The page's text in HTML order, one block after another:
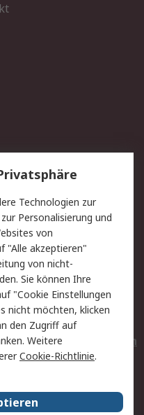
Privatkunden
Datenschutz
Batterien
weltweit
Technologien zur
Personalisierung und
von
"Alle akzeptieren"
von nicht-
Sie können Ihre
"Cookie Einstellungen
nicht möchten, klicken
den Zugriff auf
Weitere
Cookie-Richtlinie.